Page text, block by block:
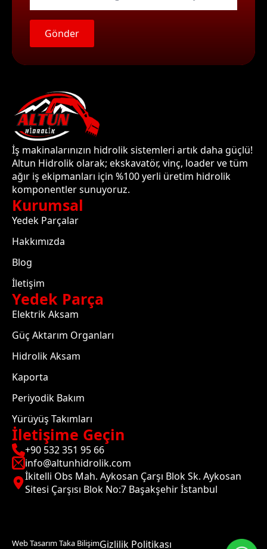
Gönder
İş makinalarınızın hidrolik sistemleri artık daha güçlü!
Altun Hidrolik olarak; ekskavatör, vinç, loader ve tüm
ağır iş ekipmanları için %100 yerli üretim hidrolik
komponentler sunuyoruz.
Kurumsal
Yedek Parçalar
Hakkımızda
Blog
İletişim
Yedek Parça
Elektrik Aksam
Güç Aktarım Organları
Hidrolik Aksam
Kaporta
Periyodik Bakım
Yürüyüş Takımları
İletişime Geçin
+90 532 351 95 66
info@altunhidrolik.com
İkitelli Obs Mah. Aykosan Çarşı Blok Sk. Aykosan
Sitesi Çarşısı Blok No:7 Başakşehir İstanbul
Web Tasarım Taka BilişimGizlilik Politikası